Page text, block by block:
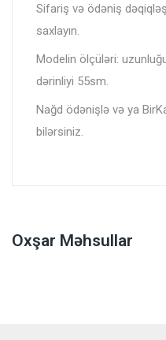
Sifariş və ödəniş
saxlayın.
Modelin ölçüləri:
dərinliyi 55sm.
Nağd ödənişlə və ya
bilərsiniz.
Oxşar Məhsullar